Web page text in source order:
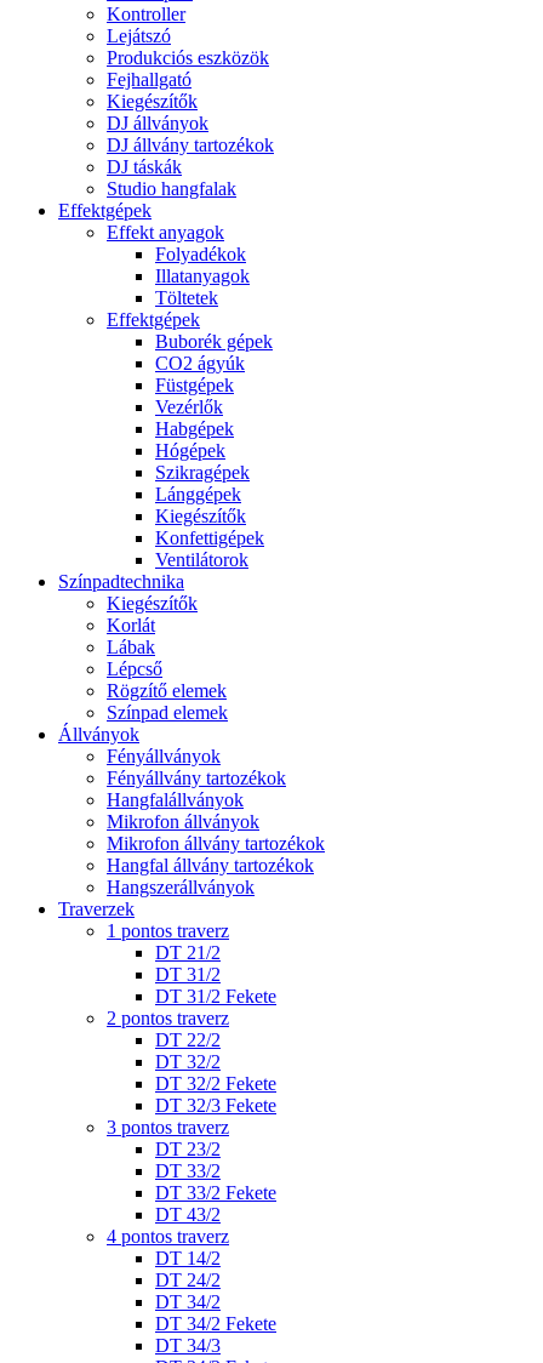
Kontroller
Lejátszó
Produkciós eszközök
Fejhallgató
Kiegészítők
DJ állványok
DJ állvány tartozékok
DJ táskák
Studio hangfalak
Effektgépek
Effekt anyagok
Folyadékok
Illatanyagok
Töltetek
Effektgépek
Buborék gépek
CO2 ágyúk
Füstgépek
Vezérlők
Habgépek
Hógépek
Szikragépek
Lánggépek
Kiegészítők
Konfettigépek
Ventilátorok
Színpadtechnika
Kiegészítők
Korlát
Lábak
Lépcső
Rögzítő elemek
Színpad elemek
Állványok
Fényállványok
Fényállvány tartozékok
Hangfalállványok
Mikrofon állványok
Mikrofon állvány tartozékok
Hangfal állvány tartozékok
Hangszerállványok
Traverzek
1 pontos traverz
DT 21/2
DT 31/2
DT 31/2 Fekete
2 pontos traverz
DT 22/2
DT 32/2
DT 32/2 Fekete
DT 32/3 Fekete
3 pontos traverz
DT 23/2
DT 33/2
DT 33/2 Fekete
DT 43/2
4 pontos traverz
DT 14/2
DT 24/2
DT 34/2
DT 34/2 Fekete
DT 34/3